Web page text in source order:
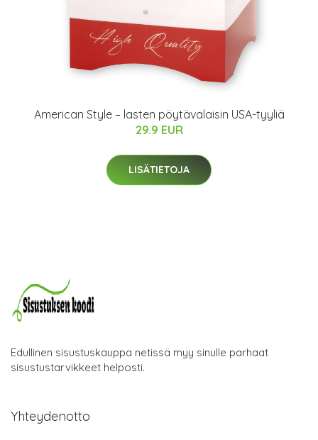
American Style – lasten pöytävalaisin USA-tyyliä
29.9 EUR
LISÄTIETOJA
Edullinen sisustuskauppa netissä myy sinulle parhaat
sisustustarvikkeet helposti.
Yhteydenotto